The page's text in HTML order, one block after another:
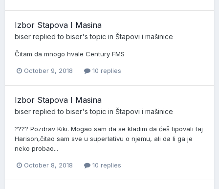
Izbor Stapova I Masina
biser replied to biser's topic in Štapovi i mašinice
Čitam da mnogo hvale Century FMS
October 9, 2018 10 replies
Izbor Stapova I Masina
biser replied to biser's topic in Štapovi i mašinice
???? Pozdrav Kiki. Mogao sam da se kladim da ćeš tipovati taj
Harison,čitao sam sve u superlativu o njemu, ali da li ga je
neko probao...
October 8, 2018 10 replies